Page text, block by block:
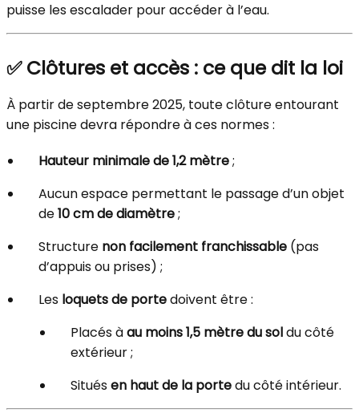
puisse les escalader pour accéder à l’eau.
✅ Clôtures et accès : ce que dit la loi
À partir de septembre 2025, toute clôture entourant
une piscine devra répondre à ces normes :
Hauteur minimale de 1,2 mètre;
Aucun espace permettant le passage d’un objet
de10 cm de diamètre;
Structure non facilement franchissable (pas
d’appuis ou prises) ;
Les loquets de portedoivent être :
Placés àau moins 1,5 mètre du soldu côté
extérieur ;
Situésen haut de la portedu côté intérieur.